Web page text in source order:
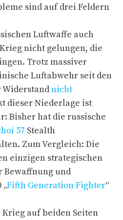
sind auf drei Feldern
Luftwaffe auch
nicht gelungen, die
Trotz massiver
Luftabwehr seit den
Widerstandnicht
dieser Niederlage ist
Bisher hat die russische
57 Stealth
Zum Vergleich: Die
einzigen strategischen
Bewaffnung und
„Fifth Generation Fighter“
auf beiden Seiten